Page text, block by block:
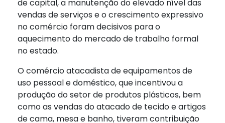
de capital, a manutenção do elevado nível das
vendas de serviços e o crescimento expressivo
no comércio foram decisivos para o
aquecimento do mercado de trabalho formal
no estado.
O comércio atacadista de equipamentos de
uso pessoal e doméstico, que incentivou a
produção do setor de produtos plásticos, bem
como as vendas do atacado de tecido e artigos
de cama, mesa e banho, tiveram contribuição